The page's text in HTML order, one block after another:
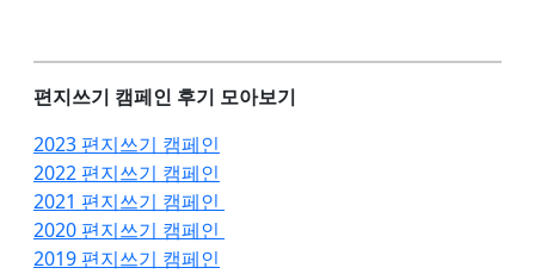
편지쓰기 캠페인 후기 모아보기
2023 편지쓰기 캠페인
2022 편지쓰기 캠페인
2021 편지쓰기 캠페인
2020 편지쓰기 캠페인
2019 편지쓰기 캠페인